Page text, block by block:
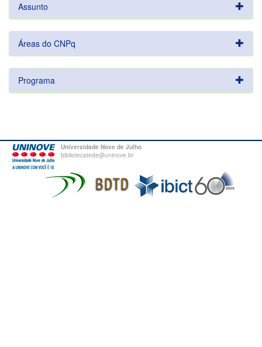
Assunto
Áreas do CNPq
Programa
Universidade Nove de Julho
bibliotecatede@uninove.br